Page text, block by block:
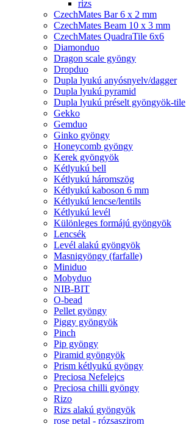
rizs
CzechMates Bar 6 x 2 mm
CzechMates Beam 10 x 3 mm
CzechMates QuadraTile 6x6
Diamonduo
Dragon scale gyöngy
Dropduo
Dupla lyukú anyósnyelv/dagger
Dupla lyukú pyramid
Dupla lyukú préselt gyöngyök-tile
Gekko
Gemduo
Ginko gyöngy
Honeycomb gyöngy
Kerek gyöngyök
Kétlyukú bell
Kétlyukú háromszög
Kétlyukú kaboson 6 mm
Kétlyukú lencse/lentils
Kétlyukú levél
Különleges formájú gyöngyök
Lencsék
Levél alakú gyöngyök
Masnigyöngy (farfalle)
Miniduo
Mobyduo
NIB-BIT
O-bead
Pellet gyöngy
Piggy gyöngyök
Pinch
Pip gyöngy
Piramid gyöngyök
Prism kétlyukú gyöngy
Preciosa Nefelejcs
Preciosa chilli gyöngy
Rizo
Rizs alakú gyöngyök
rose petal - rózsaszirom